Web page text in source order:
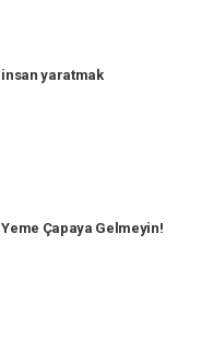
yaratmak
Çapaya Gelmeyin!